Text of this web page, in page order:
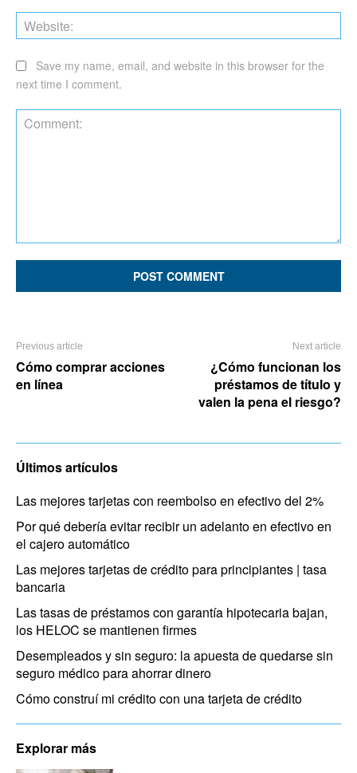
Save my name, email, and website in this browser for the
next time I comment.
Previous article
Cómo comprar acciones
en línea
Next article
¿Cómo funcionan los
préstamos de título y
valen la pena el riesgo?
Últimos artículos
Las mejores tarjetas con reembolso en efectivo del 2%
Por qué debería evitar recibir un adelanto en efectivo en
el cajero automático
Las mejores tarjetas de crédito para principiantes | tasa
bancaria
Las tasas de préstamos con garantía hipotecaria bajan,
los HELOC se mantienen firmes
Desempleados y sin seguro: la apuesta de quedarse sin
seguro médico para ahorrar dinero
Cómo construí mi crédito con una tarjeta de crédito
Explorar más